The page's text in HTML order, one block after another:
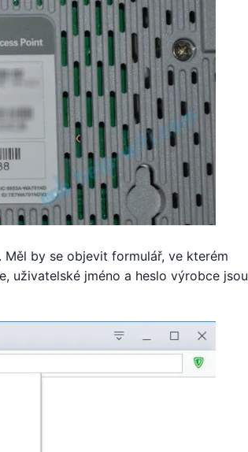
. Měl by se objevit formulář, ve kterém
uživatelské jméno a heslo výrobce jsou